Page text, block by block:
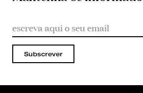
Subscrever